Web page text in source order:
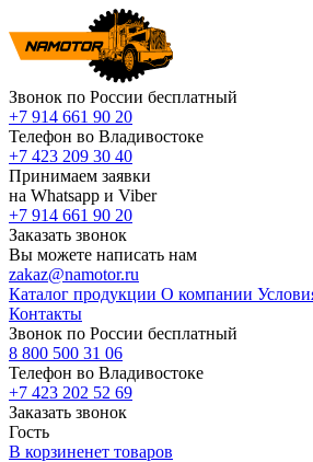
Звонок по России бесплатный
+7 914 661 90 20
Телефон во Владивостоке
+7 423 209 30 40
Принимаем заявки
на Whatsapp и Viber
+7 914 661 90 20
Заказать звонок
Вы можете написать нам
zakaz@namotor.ru
Каталог продукции О компании
Контакты
Звонок по России бесплатный
8 800 500 31 06
Телефон во Владивостоке
+7 423 202 52 69
Заказать звонок
Гость
В корзиненет товаров